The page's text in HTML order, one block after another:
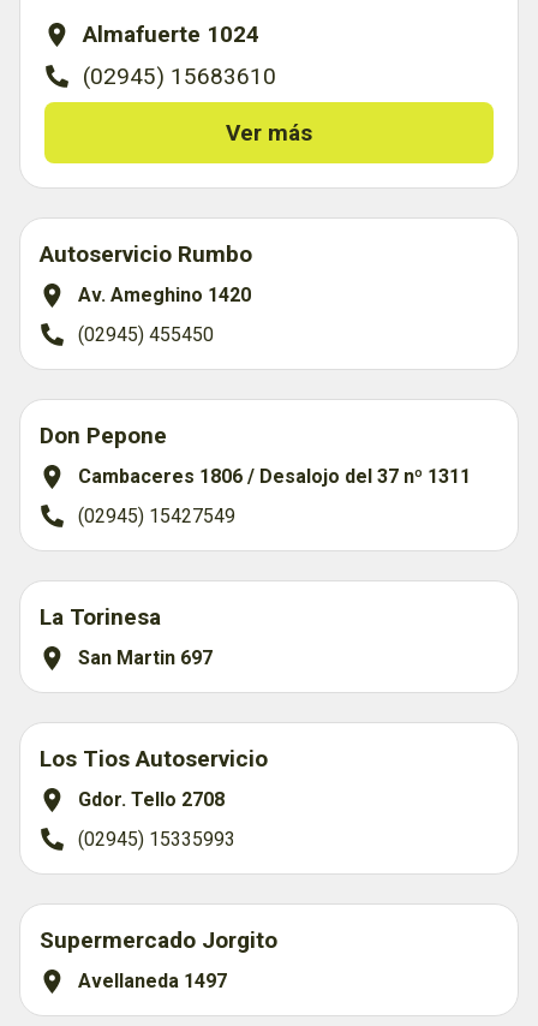
Almafuerte 1024
(02945) 15683610
Ver más
Autoservicio Rumbo
Av. Ameghino 1420
(02945) 455450
Don Pepone
Cambaceres 1806 / Desalojo del 37 nº 1311
(02945) 15427549
La Torinesa
San Martin 697
Los Tios Autoservicio
Gdor. Tello 2708
(02945) 15335993
Supermercado Jorgito
Avellaneda 1497